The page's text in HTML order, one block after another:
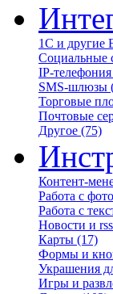
1С и другие
Социальные
IP-телефония
SMS-шлюзы
Торговые
Почтовые
Другое (75)
Контент-
Работа с
Работа с
Новости и rss
Карты (17)
Формы и
Украшения
Игры и